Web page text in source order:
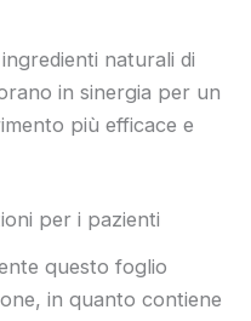
naturali di
in sinergia per un
più efficace e
per i pazienti
questo foglio
in quanto contiene